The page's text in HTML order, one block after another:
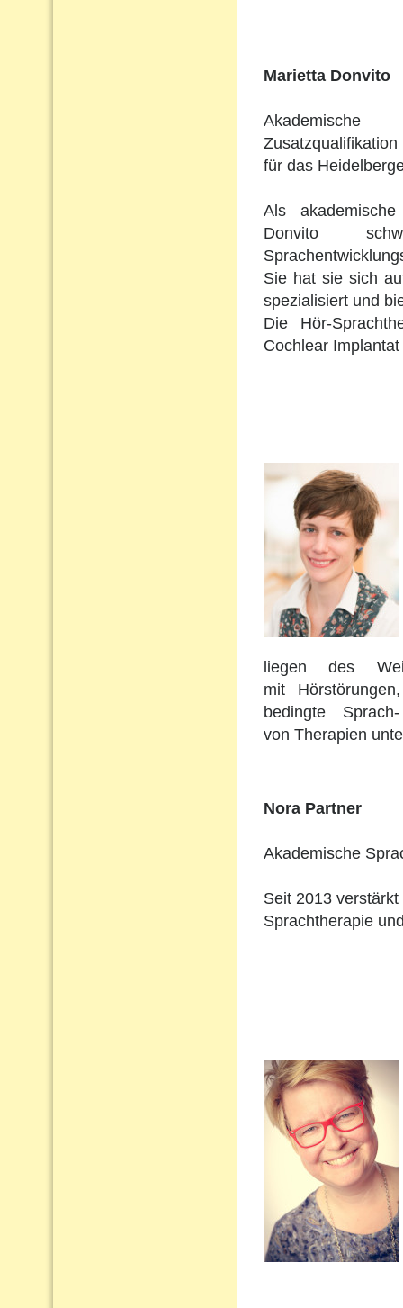
Marietta Donvito
für das
Als
Donvito
Sie hat sie sich
spezialisiert und
Die Hör-
Cochlear
liegen des
mit
bedingte
von Therapien
Nora Partner
Akademische
Seit 2013
Sprachtherapie